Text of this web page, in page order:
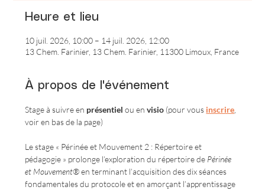
Heure et lieu
10 juil. 2026, 10:00 – 14 juil. 2026, 12:00
13 Chem. Farinier, 13 Chem. Farinier, 11300 Limoux, France
À propos de l'événement
Stage à suivre en présentiel ou en visio (pour vous inscrire
voir en bas de la page)
Le stage « Périnée et Mouvement 2 : Répertoire et
pédagogie » prolonge l’exploration du répertoire de Périnée
et Mouvement® en terminant l’acquisition des dix séances
fondamentales du protocole et en amorçant l’apprentissage